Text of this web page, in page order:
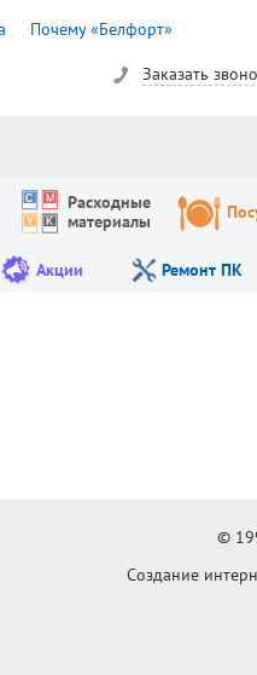
Почему «Белфорт»
Заказать
Расходные
материалы
Акции Ремонт ПК
©
Создание